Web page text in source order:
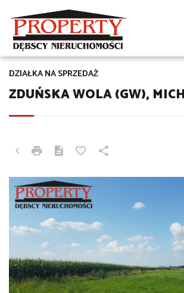
ZDUŃSKA WOLA (GW),
DZIAŁKA NA SPRZEDAŻ